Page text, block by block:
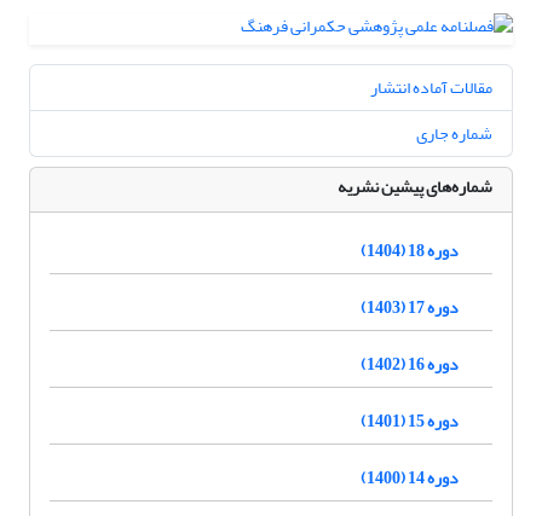
مقالات آماده انتشار
شماره جاری
شماره‌های پیشین نشریه
دوره 18 (1404)
دوره 17 (1403)
دوره 16 (1402)
دوره 15 (1401)
دوره 14 (1400)